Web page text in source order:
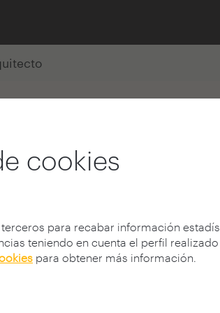
cookies
para recabar información
teniendo en cuenta el perfil
para obtener más información.